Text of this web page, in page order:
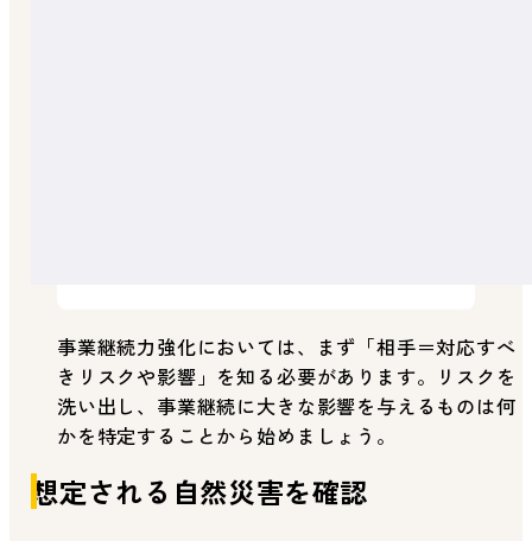
事業継続力強化においては、まず「相手＝対応すべ
きリスクや影響」を知る必要があります。リスクを
洗い出し、事業継続に大きな影響を与えるものは何
かを特定することから始めましょう。
想定される自然災害を確認